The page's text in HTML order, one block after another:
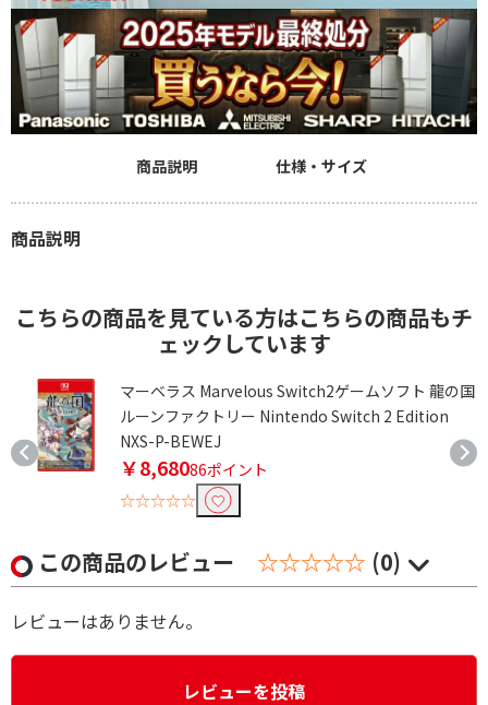
商品説明 仕様・サイズ
商品説明
こちらの商品を見ている方はこちらの商品もチ
ェックしています
マーベラス Marvelous Switch2ゲームソフト 龍の国
ルーンファクトリー Nintendo Switch 2 Edition
NXS-P-BEWEJ
￥8,68086ポイント
☆☆☆☆☆
この商品のレビュー ☆☆☆☆☆ (0)
レビューはありません。
レビューを投稿